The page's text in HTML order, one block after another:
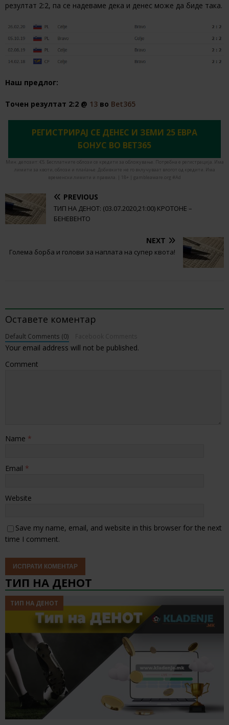
резултат 2:2, па се надеваме дека и денес може да биде така.
Наш предлог:
Точен резултат 2:2 @ 13 во Bet365
РЕГИСТРИРАЈ СЕ ДЕНЕС И ЗЕМИ 25 ЕВРА
БОНУС ВО BET365
Мин. депозит: €5. Бесплатните облози се кредити за обложување. Потребна е регистрација. Има
лимити за квоти, облози и плаќање. Добивките не го вклучуваат влогот од кредити. Има
временски лимити и правила. | 18+ | gambleaware.org #Ad
PREVIOUS
ТИП НА ДЕНОТ: (03.07.2020,21:00) КРОТОНЕ –
БЕНЕВЕНТО
NEXT
Голема борба и голови за наплата на супер квота!
Оставете коментар
Default Comments (0)
Your email address will not be published.
Comment
Name *
Email *
Website
Save my name, email, and website in this browser for the next
time I comment.
ТИП НА ДЕНОТ
ТИП НА ДЕНОТ